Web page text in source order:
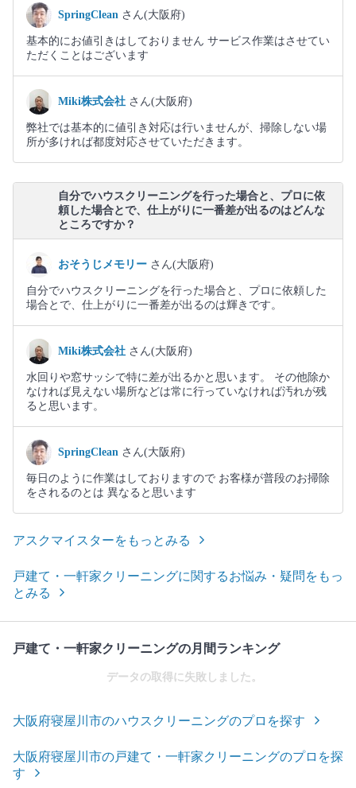
SpringClean さん(大阪府)
基本的にお値引きはしておりません サービス作業はさせてい
ただくことはございます
Miki株式会社 さん(大阪府)
弊社では基本的に値引き対応は行いませんが、掃除しない場
所が多ければ都度対応させていただきます。
自分でハウスクリーニングを行った場合と、プロに依
頼した場合とで、仕上がりに一番差が出るのはどんな
ところですか？
おそうじメモリー さん(大阪府)
自分でハウスクリーニングを行った場合と、プロに依頼した
場合とで、仕上がりに一番差が出るのは輝きです。
Miki株式会社 さん(大阪府)
水回りや窓サッシで特に差が出るかと思います。 その他除か
なければ見えない場所などは常に行っていなければ汚れが残
ると思います。
SpringClean さん(大阪府)
毎日のように作業はしておりますので お客様が普段のお掃除
をされるのとは 異なると思います
アスクマイスターをもっとみる
戸建て・一軒家クリーニングに関するお悩み・疑問をもっ
とみる
戸建て・一軒家クリーニングの月間ランキング
データの取得に失敗しました。
大阪府寝屋川市のハウスクリーニングのプロを探す
大阪府寝屋川市の戸建て・一軒家クリーニングのプロを探
す